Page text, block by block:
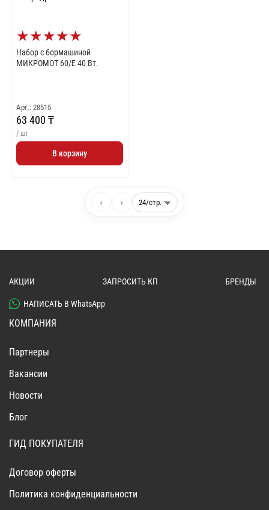
★★★★★
Набор с бормашиной
МИКРОМОТ 60/Е 40 Вт.
Арт.: 28515
63 400 ₸
/ шт
В корзину
‹ ›
АКЦИИ ЗАПРОСИТЬ КП БРЕНДЫ
НАПИСАТЬ В WhatsApp
КОМПАНИЯ
Партнеры
Вакансии
Новости
Блог
ГИД ПОКУПАТЕЛЯ
Договор оферты
Политика конфиденциальности